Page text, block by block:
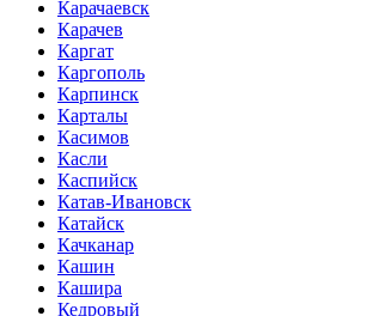
Карачаевск
Карачев
Каргат
Каргополь
Карпинск
Карталы
Касимов
Касли
Каспийск
Катав-Ивановск
Катайск
Качканар
Кашин
Кашира
Кедровый